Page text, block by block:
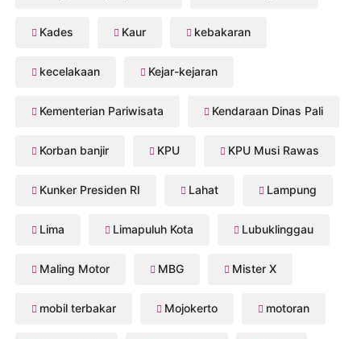
Kades Kaur kebakaran
kecelakaan Kejar-kejaran
Kementerian Pariwisata Kendaraan Dinas Pali
Korban banjir KPU KPU Musi Rawas
Kunker Presiden RI Lahat Lampung
Lima Limapuluh Kota Lubuklinggau
Maling Motor MBG Mister X
mobil terbakar Mojokerto motoran